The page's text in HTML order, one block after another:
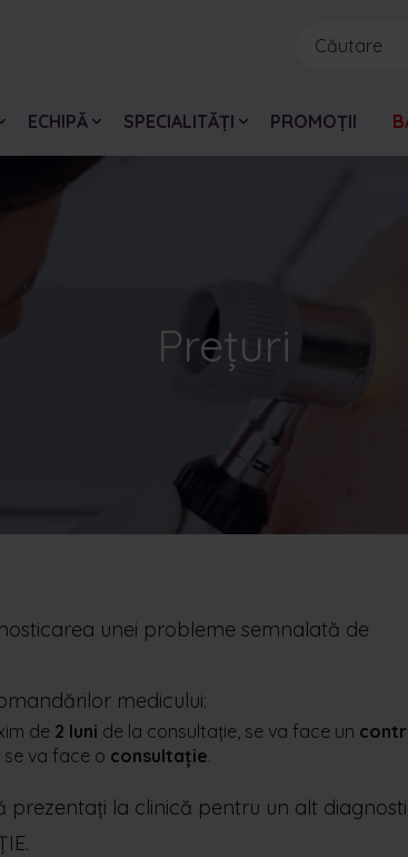
ECHIPĂ SPECIALITĂȚI PROMOȚII
Prețuri
unei probleme semnalată de
medicului:
de 2 luni de la consultație, se va face un
se va face o consultație.
la clinică pentru un alt